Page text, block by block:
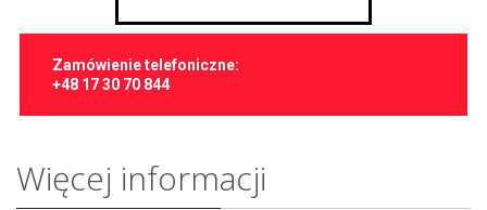
Zamówienie telefoniczne:
+48 17 30 70 844
Więcej informacji